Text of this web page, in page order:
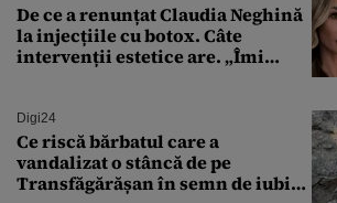
De ce a renunțat Claudia Neghină
la injecțiile cu botox. Câte
intervenții estetice are. „Îmi
Digi24
Ce riscă bărbatul care a
vandalizat o stâncă de pe
Transfăgărășan în semn de iubire